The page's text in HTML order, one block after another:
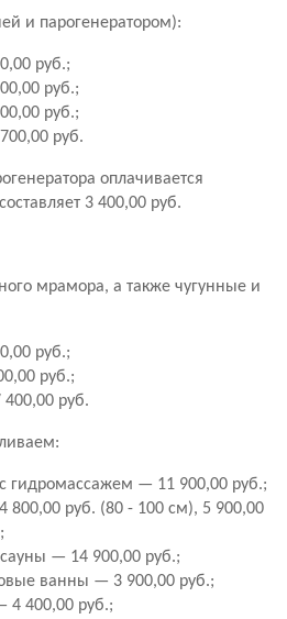
и парогенератором):
руб.;
руб.;
руб.;
руб.
оплачивается
3 400,00 руб.
мрамора, а также чугунные и
руб.;
руб.;
руб.
гидромассажем — 11 900,00 руб.;
руб. (80 - 100 см), 5 900,00
— 14 900,00 руб.;
ванны — 3 900,00 руб.;
4 400,00 руб.;